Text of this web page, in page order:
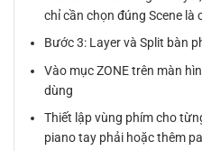
chỉ cần chọn đúng Scene là
Bước 3: Layer và Split bàn
Vào mục ZONE trên màn
dùng
Thiết lập vùng phím cho
piano tay phải hoặc thêm